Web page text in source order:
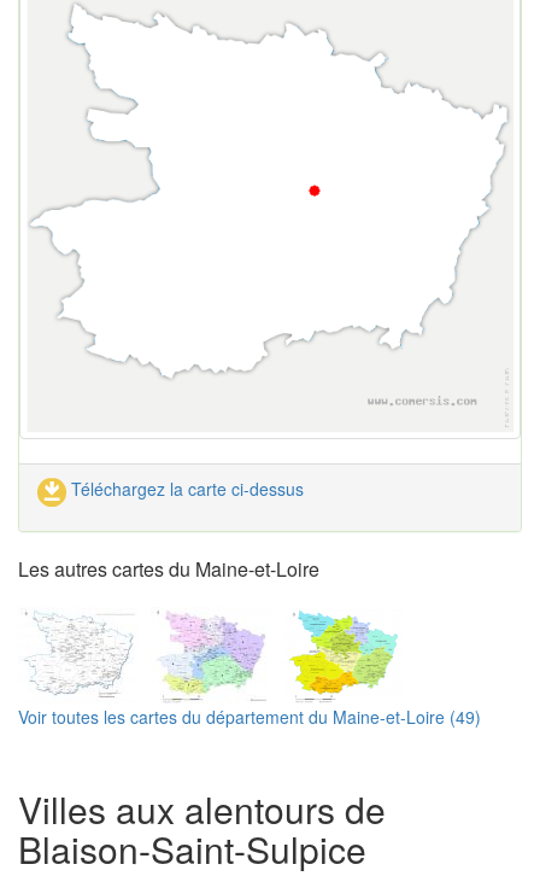
Téléchargez la carte ci-dessus
Les autres cartes du Maine-et-Loire
Voir toutes les cartes du département du Maine-et-Loire (49)
Villes aux alentours de
Blaison-Saint-Sulpice